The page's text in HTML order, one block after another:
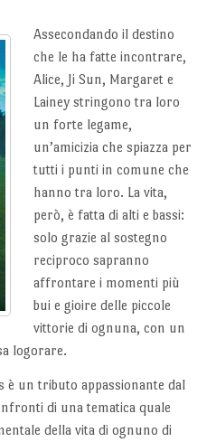
Assecondando il destino
che le ha fatte incontrare,
Alice, Ji Sun, Margaret e
Lainey stringono tra loro
un forte legame,
un’amicizia che spiazza per
tutti i punti in comune che
hanno tra loro. La vita,
però, è fatta di alti e bassi:
solo grazie al sostegno
reciproco sapranno
affrontare i momenti più
bui e gioire delle piccole
vittorie di ognuna, con un
logorare.
è un tributo appassionante dal
di una tematica quale
della vita di ognuno di